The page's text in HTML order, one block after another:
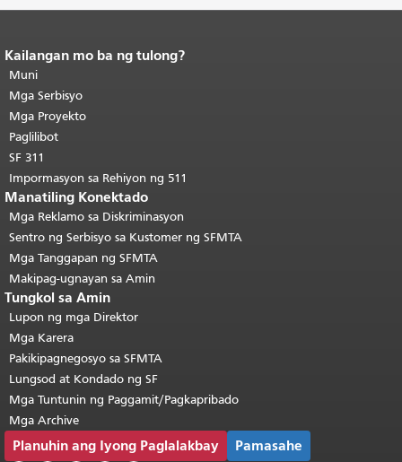
Katapusan ng nilalaman ng
pahina.
pahinang ito ay nauulit sa bawat
pahina.Bumalik sa tuktok ng
pangunahing nilalaman
Kailangan mo ba ng tulong?
Muni
Mga Serbisyo
Mga Proyekto
Paglilibot
SF 311
Impormasyon sa Rehiyon ng 511
Manatiling Konektado
Mga Reklamo sa Diskriminasyon
Sentro ng Serbisyo sa Kustomer ng SFMTA
Mga Tanggapan ng SFMTA
Makipag-ugnayan sa Amin
Tungkol sa Amin
Lupon ng mga Direktor
Mga Karera
Pakikipagnegosyo sa SFMTA
Lungsod at Kondado ng SF
Mga Tuntunin ng Paggamit/Pagkapribado
Mga Archive
Planuhin ang Iyong Paglalakbay Pamasahe